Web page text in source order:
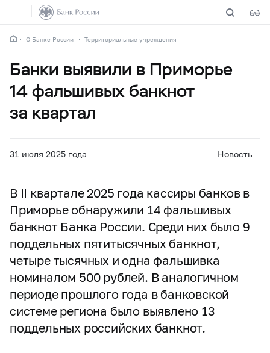
О Банке России Территориальные учреждения
Банки выявили в Приморье
14 фальшивых банкнот
за квартал
31 июля 2025 года Новость
В II квартале 2025 года кассиры банков в
Приморье обнаружили 14 фальшивых
банкнот Банка России. Среди них было 9
поддельных пятитысячных банкнот,
четыре тысячных и одна фальшивка
номиналом 500 рублей. В аналогичном
периоде прошлого года в банковской
системе региона было выявлено 13
поддельных российских банкнот.